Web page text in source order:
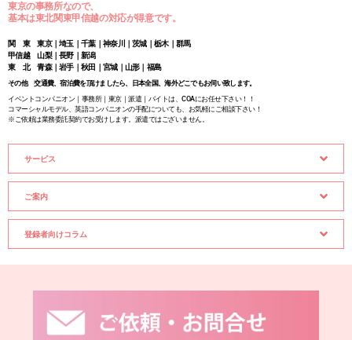
東京の事務所なので、
基本は東北関東甲信越の対応が得意です。
関 東 東京｜埼玉｜千葉｜神奈川｜茨城｜栃木｜群馬
甲信越 山梨｜長野｜新潟
東 北 青森｜岩手｜秋田｜宮城｜山形｜福島
その他 交通費、宿泊費を頂けましたら、日本全国、海外どこでもお伺い致します。
イベントコンパニオン｜事務所｜東京｜派遣｜バイトは、COAにお任せ下さい！！
コマーシャルモデル、英語コンパニオンの手配についても、お気軽にご相談下さい！
※ご依頼は業務委託契約でお受けします。派遣ではございません。
サービス
ご案内
登録者向けコラム